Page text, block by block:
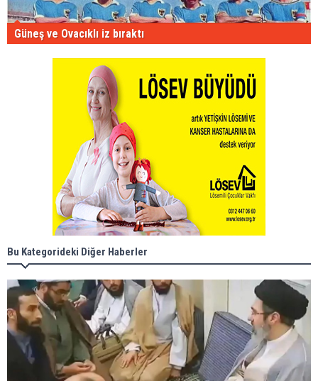
Güneş ve Ovacıklı iz bıraktı
Bu Kategorideki Diğer Haberler